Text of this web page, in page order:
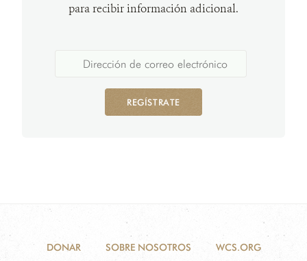
para recibir información adicional.
REGÍSTRATE
DONAR SOBRE NOSOTROS WCS.ORG